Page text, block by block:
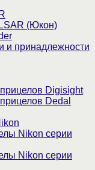
(Юкон)
и принадлежности
Digisight
Dedal
Nikon серии
Nikon серии